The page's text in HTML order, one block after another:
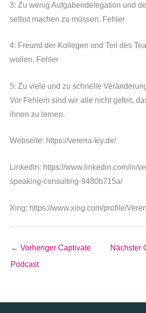
3: Zu wenig Aufgabendelegation und
selbst machen zu müssen. Fehler
4: Freund der Kollegen und Teil des
wollen. Fehler
5: Zu viele und zu schnelle
Vor Fehlern sind wir alle nicht gefeit,
ihnen zu lernen.
Webseite: https://verena-kiy.de/
LinkedIn: https://www.linkedin.com/in/
speaking-consulting-9480b715a/
Xing: https://www.xing.com/profile/
← Vorheriger Captivate
Podcast
Nächster